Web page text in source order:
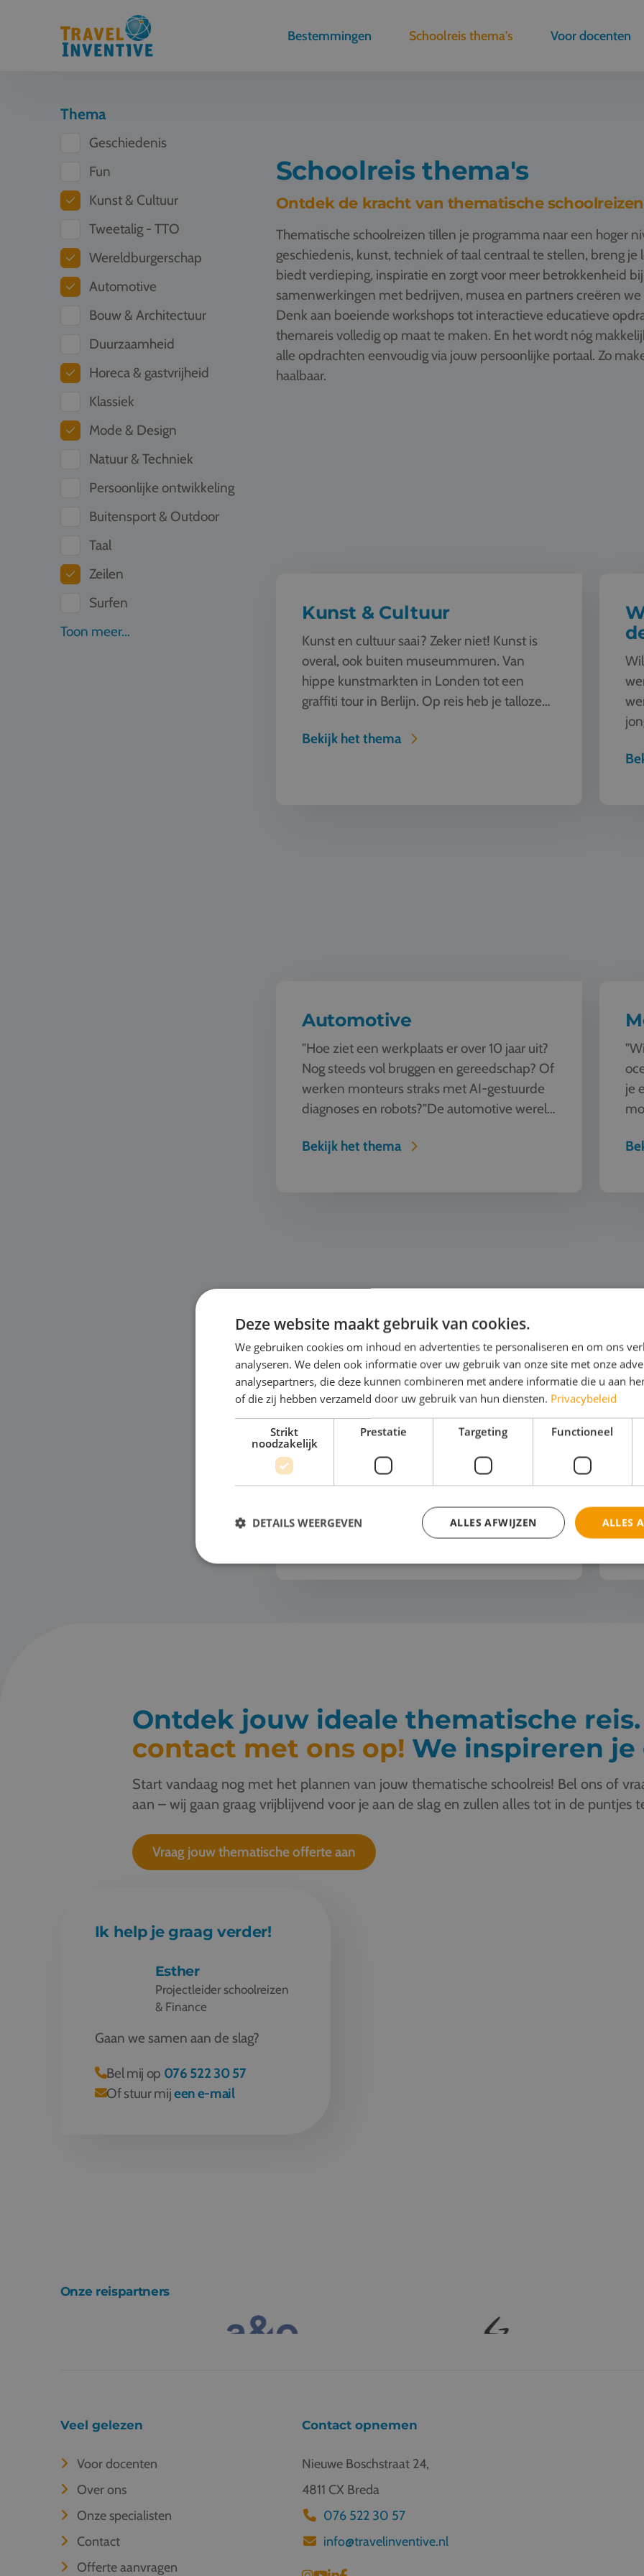
Bestemmingen Schoolreis thema's Voor docenten
Thema
Geschiedenis
Fun
Kunst & Cultuur
Tweetalig - TTO
Wereldburgerschap
Automotive
Bouw & Architectuur
Duurzaamheid
Horeca & gastvrijheid
Klassiek
Mode & Design
Natuur & Techniek
Persoonlijke ontwikkeling
Buitensport & Outdoor
Taal
Zeilen
Surfen
Toon meer...
Schoolreis thema's
Ontdek de kracht van thematische schoolreizen
Thematische schoolreizen tillen je programma naar een hoger
geschiedenis, kunst, techniek of taal centraal te stellen, breng
biedt verdieping, inspiratie en zorgt voor meer betrokkenheid
samenwerkingen met bedrijven, musea en partners creëren
Denk aan boeiende workshops tot interactieve educatieve
themareis volledig op maat te maken. En het wordt nóg
alle opdrachten eenvoudig via jouw persoonlijke portaal. Zo
haalbaar.
Kunst & Cultuur
Kunst en cultuur saai? Zeker niet! Kunst is
overal, ook buiten museummuren. Van
hippe kunstmarkten in Londen tot een
graffiti tour in Berlijn. Op reis heb je talloze
Bekijk het thema
Automotive
"Hoe ziet een werkplaats er over 10 jaar uit?
Nog steeds vol bruggen en gereedschap? Of
werken monteurs straks met AI-gestuurde
diagnoses en robots?"De automotive wereld
Bekijk het thema
je
Horeca
Jouw studenten dromen van een toekomst
in de horeca? Tijd om ze gastvrijheid écht te
laten beleven! Stap met hen in de wereld
kunstvorm wordt. Van w...
Ontdek jouw ideale thematische reis.
contact met ons op! We inspireren je
Start vandaag nog met het plannen van jouw thematische schoolreis! Bel ons of
aan – wij gaan graag vrijblijvend voor je aan de slag en zullen alles tot in de puntjes
Vraag jouw thematische offerte aan
Ik help je graag verder!
Esther
Projectleider schoolreizen
& Finance
Gaan we samen aan de slag?
Bel mij op 076 522 30 57
Of stuur mijeen e-mail
Onze reispartners
Veel gelezen
Voor docenten
Over ons
Onze specialisten
Contact
Offerte aanvragen
Contact opnemen
Nieuwe Boschstraat 24,
4811 CX Breda
076 522 30 57
info@travelinventive.nl
Deze website maakt gebruik van cookies.
We gebruiken cookies om inhoud en advertenties te personaliseren en om ons
analyseren. We delen ook informatie over uw gebruik van onze site met onze
analysepartners, die deze kunnen combineren met andere informatie die u aan
of die zij hebben verzameld door uw gebruik van hun diensten. Privacybeleid
Strikt
noodzakelijk
Prestatie Targeting Functioneel
ALLES
ALLES AFWIJZEN
DETAILS WEERGEVEN